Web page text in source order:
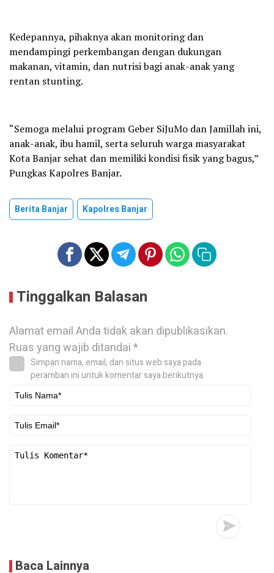
Kedepannya, pihaknya akan monitoring dan
mendampingi perkembangan dengan dukungan
makanan, vitamin, dan nutrisi bagi anak-anak yang
rentan stunting.
“Semoga melalui program Geber SiJuMo dan Jamillah ini,
anak-anak, ibu hamil, serta seluruh warga masyarakat
Kota Banjar sehat dan memiliki kondisi fisik yang bagus,”
Pungkas Kapolres Banjar.
Berita Banjar Kapolres Banjar
Tinggalkan Balasan
Alamat email Anda tidak akan dipublikasikan.
Ruas yang wajib ditandai*
Simpan nama, email, dan situs web saya pada
peramban ini untuk komentar saya berikutnya.
Baca Lainnya